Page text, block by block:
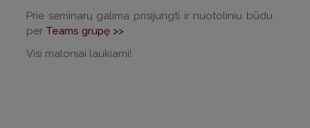
Prie seminarų galima prisijungti ir nuotoliniu būdu
per Teams grupę >>
Visi maloniai laukiami!